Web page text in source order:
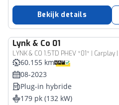
Bekijk details
Lynk & Co 01
60.155 km
08-2023
Plug-in hybride
179 pk (132 kW)